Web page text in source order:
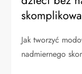
Jak tworzyć
nadmiernego